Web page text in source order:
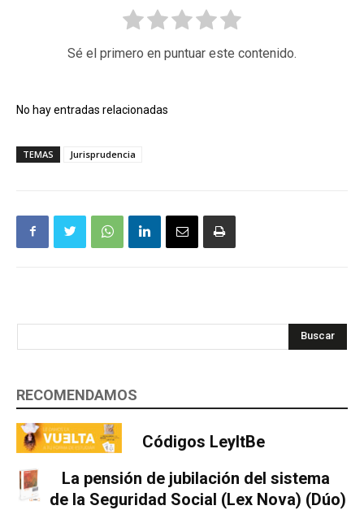
Sé el primero en puntuar este contenido.
No hay entradas relacionadas
TEMAS Jurisprudencia
Buscar
RECOMENDAMOS
Códigos LeyItBe
La pensión de jubilación del sistema
de la Seguridad Social (Lex Nova) (Dúo)